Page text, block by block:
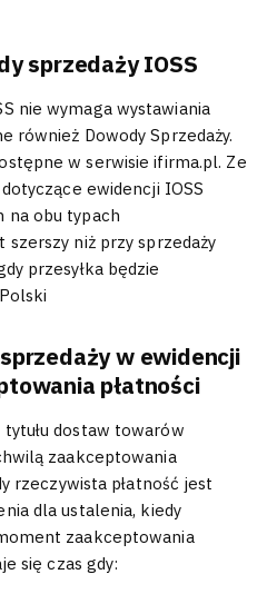
sprzedaży IOSS
nie wymaga wystawiania
również Dowody Sprzedaży.
w serwisie ifirma.pl. Ze
ewidencji IOSS
na obu typach
niż przy sprzedaży
przesyłka będzie
w ewidencji
płatności
dostaw towarów
zaakceptowania
rzeczywista płatność jest
dla ustalenia, kiedy
zaakceptowania
się czas gdy: